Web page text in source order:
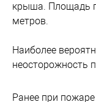
крыша. Площадь
метров.
️Наиболее
неосторожность
Ранее при